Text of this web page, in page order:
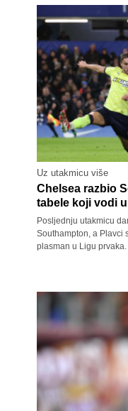
Uz utakmicu više
Chelsea razbio
tabele koji vodi
Posljednju utakmicu
Southampton, a Plavci
plasman u Ligu prvaka.